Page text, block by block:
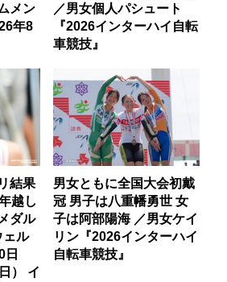
メン
年8
／男女個人パシュート
『2026インターハイ自転
車競技』
結果
越し
ダル
ェル
日
） イ
男女ともに全国大会初戴
冠 男子は八重幡勇世 女
子は阿部陽海 ／男女ケイ
リン『2026インターハイ
自転車競技』